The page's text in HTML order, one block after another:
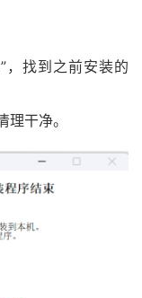
，找到之前安装的
干净。